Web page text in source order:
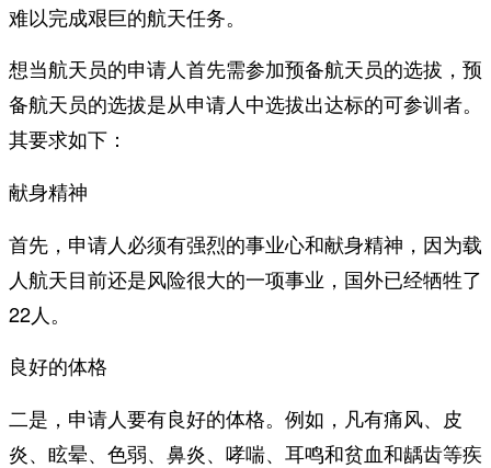
难以完成艰巨的航天任务。
想当航天员的申请人首先需参加预备航天员的选拔，预
备航天员的选拔是从申请人中选拔出达标的可参训者。
其要求如下：
献身精神
首先，申请人必须有强烈的事业心和献身精神，因为载
人航天目前还是风险很大的一项事业，国外已经牺牲了
22人。
良好的体格
二是，申请人要有良好的体格。例如，凡有痛风、皮
炎、眩晕、色弱、鼻炎、哮喘、耳鸣和贫血和龋齿等疾